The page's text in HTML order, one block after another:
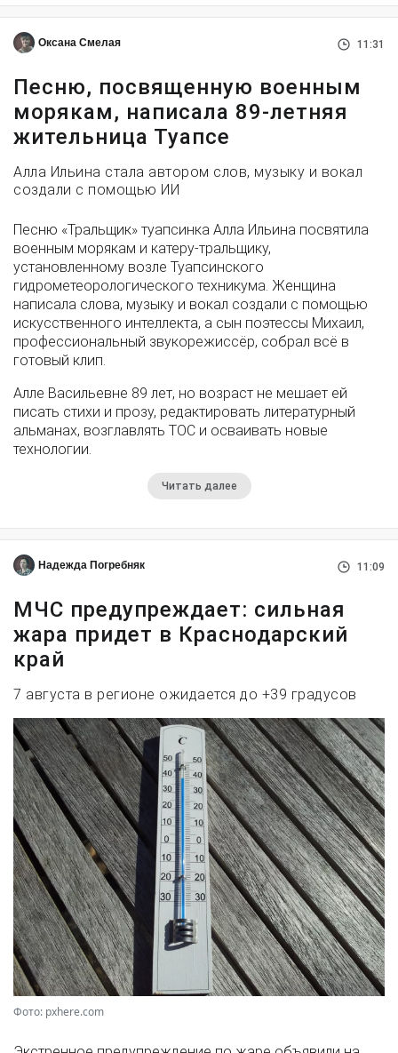
Оксана Смелая 11:31
Песню, посвященную военным
морякам, написала 89-летняя
жительница Туапсе
Алла Ильина стала автором слов, музыку и вокал
создали с помощью ИИ
Песню «Тральщик» туапсинка Алла Ильина посвятила
военным морякам и катеру-тральщику,
установленному возле Туапсинского
гидрометеорологического техникума. Женщина
написала слова, музыку и вокал создали с помощью
искусственного интеллекта, а сын поэтессы Михаил,
профессиональный звукорежиссёр, собрал всё в
готовый клип.
Алле Васильевне 89 лет, но возраст не мешает ей
писать стихи и прозу, редактировать литературный
альманах, возглавлять ТОС и осваивать новые
технологии.
Читать далее
Надежда Погребняк 11:09
МЧС предупреждает: сильная
жара придет в Краснодарский
край
7 августа в регионе ожидается до +39 градусов
Фото: pxhere.com